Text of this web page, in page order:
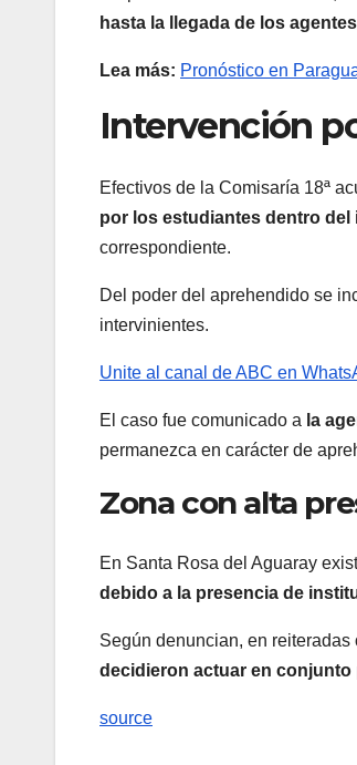
hasta la llegada de los
Lea más: Pronóstico en
Intervención
Efectivos de la Comisaría 18ª
por los estudiantes dentro del
correspondiente.
Del poder del aprehendido se
intervinientes.
Unite al canal de ABC en
El caso fue comunicado a la
permanezca en carácter de
Zona con alta
En Santa Rosa del Aguaray
debido a la presencia de
Según denuncian, en
decidieron actuar en conjunto
source